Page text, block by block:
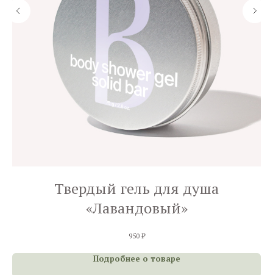
Твердый гель для душа
«Лавандовый»
950 ₽
Подробнее о товаре